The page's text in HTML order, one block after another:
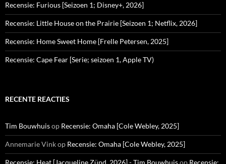
Recensie: Furious [Seizoen 1; Disney+, 2026]
Recensie: Little House on the Prairie [Seizoen 1; Netflix, 2026]
Recensie: Home Sweet Home [Frelle Petersen, 2025]
Recensie: Cape Fear [Serie; seizoen 1, Apple TV)
RECENTE REACTIES
Tim Bouwhuisop Recensie: Omaha [Cole Webley, 2025]
Annemarie Vinkop Recensie: Omaha [Cole Webley, 2025]